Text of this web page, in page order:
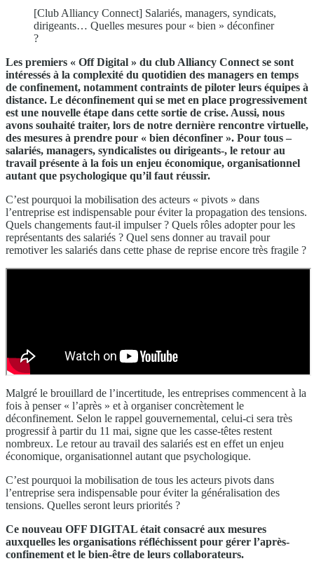
[Club Alliancy Connect] Salariés, managers, syndicats,
dirigeants… Quelles mesures pour « bien » déconfiner
?
Les premiers « Off Digital » du club Alliancy Connect se sont
intéressés à la complexité du quotidien des managers en temps
de confinement, notamment contraints de piloter leurs équipes à
distance. Le déconfinement qui se met en place progressivement
est une nouvelle étape dans cette sortie de crise. Aussi, nous
avons souhaité traiter, lors de notre dernière rencontre virtuelle,
des mesures à prendre pour « bien déconfiner ». Pour tous –
salariés, managers, syndicalistes ou dirigeants-, le retour au
travail présente à la fois un enjeu économique, organisationnel
autant que psychologique qu’il faut réussir.
C’est pourquoi la mobilisation des acteurs « pivots » dans
l’entreprise est indispensable pour éviter la propagation des tensions.
Quels changements faut-il impulser ? Quels rôles adopter pour les
représentants des salariés ? Quel sens donner au travail pour
remotiver les salariés dans cette phase de reprise encore très fragile ?
Malgré le brouillard de l’incertitude, les entreprises commencent à la
fois à penser « l’après » et à organiser concrètement le
déconfinement. Selon le rappel gouvernemental, celui-ci sera très
progressif à partir du 11 mai, signe que les casse-têtes restent
nombreux. Le retour au travail des salariés est en effet un enjeu
économique, organisationnel autant que psychologique.
C’est pourquoi la mobilisation de tous les acteurs pivots dans
l’entreprise sera indispensable pour éviter la généralisation des
tensions. Quelles seront leurs priorités ?
Ce nouveau OFF DIGITAL était consacré aux mesures
auxquelles les organisations réfléchissent pour gérer l’après-
confinement et le bien-être de leurs collaborateurs.